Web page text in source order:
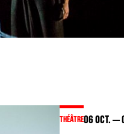
THÉÂTRE06OCT.